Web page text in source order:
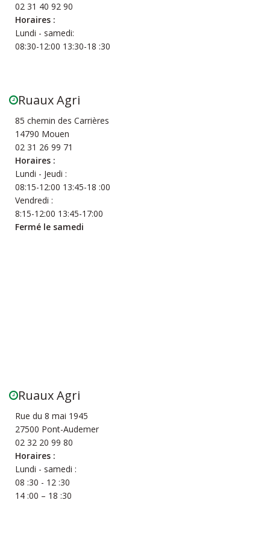
02 31 40 92 90
Horaires :
Lundi - samedi:
08:30-12:00 13:30-18 :30
Ruaux Agri
85 chemin des Carrières
14790 Mouen
02 31 26 99 71
Horaires :
Lundi - Jeudi :
08:15-12:00 13:45-18 :00
Vendredi :
8:15-12:00 13:45-17:00
Fermé le samedi
Ruaux Agri
Rue du 8 mai 1945
27500 Pont-Audemer
02 32 20 99 80
Horaires :
Lundi - samedi :
08 :30 - 12 :30
14 :00 – 18 :30